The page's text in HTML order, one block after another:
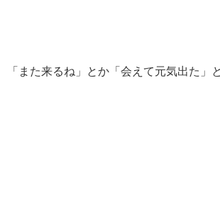
「また来るね」とか「会えて元気出た」